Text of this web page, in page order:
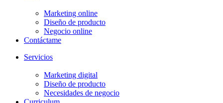
Marketing online
Diseño de producto
Negocio online
Contáctame
Servicios
Marketing digital
Diseño de producto
Necesidades de negocio